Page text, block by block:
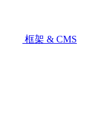
框架 & CMS